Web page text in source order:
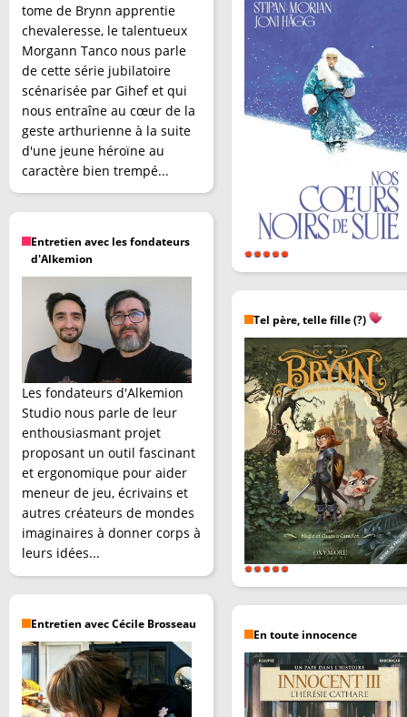
tome de Brynn apprentie
chevaleresse, le talentueux
Morgann Tanco nous parle
de cette série jubilatoire
scénarisée par Gihef et qui
nous entraîne au cœur de la
geste arthurienne à la suite
d'une jeune héroïne au
caractère bien trempé...
Entretien avec les fondateurs
d'Alkemion
Les fondateurs d'Alkemion
Studio nous parle de leur
enthousiasmant projet
proposant un outil fascinant
et ergonomique pour aider
meneur de jeu, écrivains et
autres créateurs de mondes
imaginaires à donner corps à
leurs idées...
Entretien avec Cécile Brosseau
Tel père, telle fille (?)
En toute innocence